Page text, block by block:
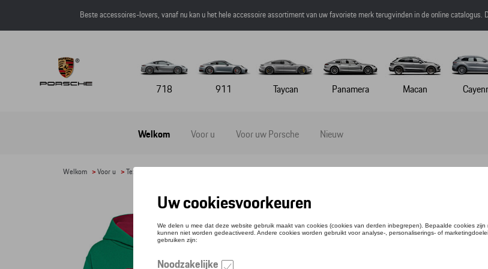
Beste accessoires-lovers, vanaf nu kan u het hele accessoire assortiment van uw favoriete merk terugvinden in de online catalogus.
718 911 Taycan Panamera Macan
Welkom Voor u Voor uw Porsche Nieuw
Welkom >Voor u >Textiel
HOODIE - RS 2.7 - XXL
Referentie: WAP956XXL0NRS2